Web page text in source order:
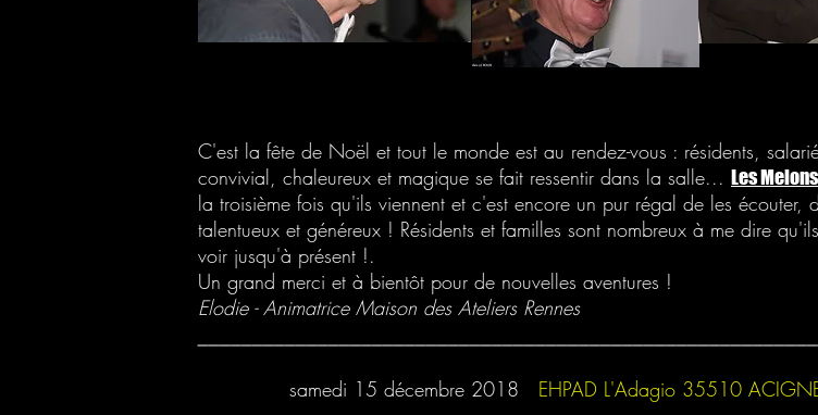
C'est la fête de Noël et tout le monde est au rendez-vous : résidents,
convivial, chaleureux et magique se fait ressentir dans la salle... Les
la troisième fois qu'ils viennent et c'est encore un pur régal de les écouter,
talentueux et généreux ! Résidents et familles sont nombreux à me dire
voir jusqu'à présent !.
Un grand merci et à bientôt pour de nouvelles aventures !
Elodie - Animatrice Maison des Ateliers Rennes
samedi 15 décembre 2018 EHPAD L'Adagio 35510